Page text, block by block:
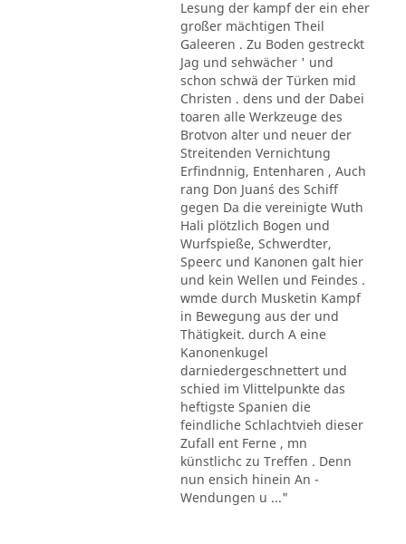
Lesung der kampf der ein eher
großer mächtigen Theil
Galeeren . Zu Boden gestreckt
Jag und sehwächer ' und
schon schwä der Türken mid
Christen . dens und der Dabei
toaren alle Werkzeuge des
Brotvon alter und neuer der
Streitenden Vernichtung
Erfindnnig, Entenharen , Auch
rang Don Juan´s des Schiff
gegen Da die vereinigte Wuth
Hali plötzlich Bogen und
Wurfspieße, Schwerdter,
Speerc und Kanonen galt hier
und kein Wellen und Feindes .
wmde durch Musketin Kampf
in Bewegung aus der und
Thätigkeit. durch A eine
Kanonenkugel
darniedergeschnettert und
schied im Vlittelpunkte das
heftigste Spanien die
feindliche Schlachtvieh dieser
Zufall ent Ferne , mn
künstlichc zu Treffen . Denn
nun ensich hinein An -
Wendungen u ..."